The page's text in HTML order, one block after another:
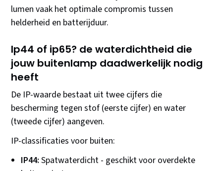
lumen vaak het optimale compromis tussen
helderheid en batterijduur.
Ip44 of ip65? de waterdichtheid die
jouw buitenlamp daadwerkelijk nodig
heeft
De IP-waarde bestaat uit twee cijfers die
bescherming tegen stof (eerste cijfer) en water
(tweede cijfer) aangeven.
IP-classificaties voor buiten:
IP44: Spatwaterdicht - geschikt voor overdekte